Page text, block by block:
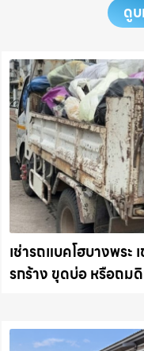
ดู
เช่ารถแบคโฮบางพระ
รกร้าง ขุดบ่อ หรือถม